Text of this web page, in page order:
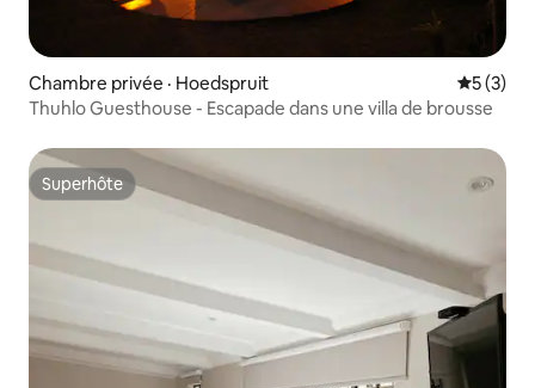
Chambre privée · Hoedspruit Note
5 (3)
Thuhlo Guesthouse - Escapade dans une villa de brousse
Superhôte
Superhôte